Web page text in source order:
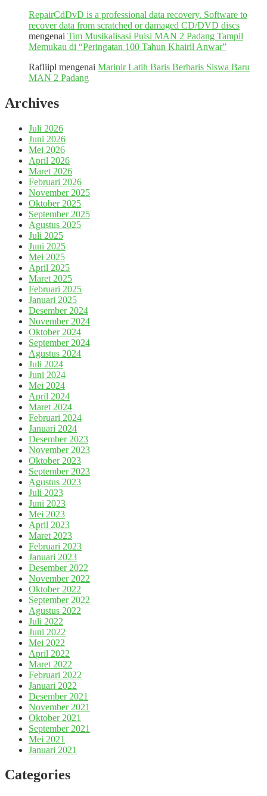
RepairCdDvD is a professional data recovery. Software to
recover data from scratched or damaged CD/DVD discs
mengenai Tim Musikalisasi Puisi MAN 2 Padang Tampil
Memukau di “Peringatan 100 Tahun Khairil Anwar”
Rafliipl mengenai Marinir Latih Baris Berbaris Siswa Baru
MAN 2 Padang
Archives
Juli 2026
Juni 2026
Mei 2026
April 2026
Maret 2026
Februari 2026
November 2025
Oktober 2025
September 2025
Agustus 2025
Juli 2025
Juni 2025
Mei 2025
April 2025
Maret 2025
Februari 2025
Januari 2025
Desember 2024
November 2024
Oktober 2024
September 2024
Agustus 2024
Juli 2024
Juni 2024
Mei 2024
April 2024
Maret 2024
Februari 2024
Januari 2024
Desember 2023
November 2023
Oktober 2023
September 2023
Agustus 2023
Juli 2023
Juni 2023
Mei 2023
April 2023
Maret 2023
Februari 2023
Januari 2023
Desember 2022
November 2022
Oktober 2022
September 2022
Agustus 2022
Juli 2022
Juni 2022
Mei 2022
April 2022
Maret 2022
Februari 2022
Januari 2022
Desember 2021
November 2021
Oktober 2021
September 2021
Mei 2021
Januari 2021
Categories